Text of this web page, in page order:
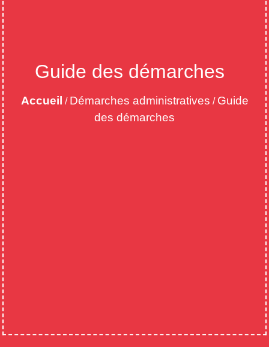
Guide des démarches
Accueil / Démarches administratives / Guide
des démarches